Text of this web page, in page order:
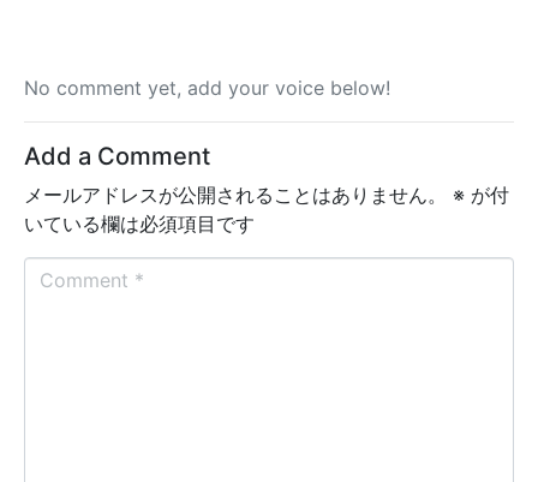
No comment yet, add your voice below!
Add a Comment
メールアドレスが公開されることはありません。 ※ が付
いている欄は必須項目です